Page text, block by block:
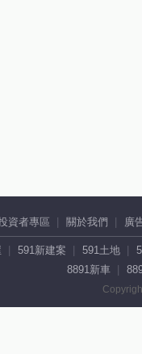
資者專區 關於我們 廣
591新建案 591土地
8891新車